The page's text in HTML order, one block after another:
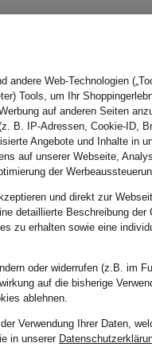
andere Web-Technologien
Tools, um Ihr
auf anderen Seiten
B. IP-Adressen, Cookie-ID,
Angebote und Inhalte in
auf unserer Webseite,
der
und direkt zur
detaillierte Beschreibung der
zu erhalten sowie eine
oder widerrufen (z.B. im
auf die bisherige
ablehnen.
Verwendung Ihrer Daten,
in unserer